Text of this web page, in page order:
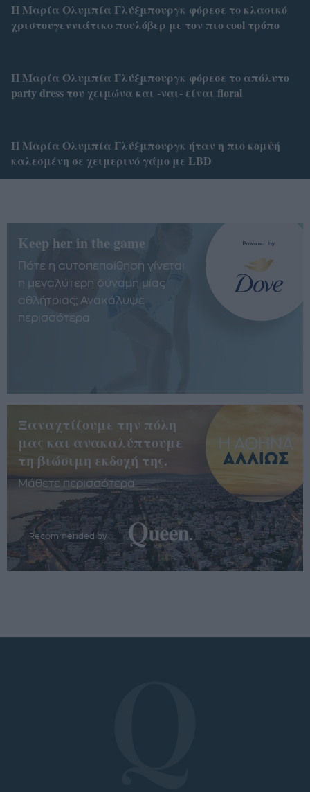
Η Μαρία Ολυμπία Γλύξμπουργκ φόρεσε το κλασικό
χριστουγεννιάτικο πουλόβερ με τον πιο cool τρόπο
Η Μαρία Ολυμπία Γλύξμπουργκ φόρεσε το απόλυτο
party dress του χειμώνα και -ναι- είναι floral
Η Μαρία Ολυμπία Γλύξμπουργκ ήταν η πιο κομψή
καλεσμένη σε χειμερινό γάμο με LBD
Keep her in the game
Πότε η αυτοπεποίθηση γίνεται
η μεγαλύτερη δύναμη μίας
αθλήτριας; Ανακάλυψε
περισσότερα
Ξαναχτίζουμε την πόλη
μας και ανακαλύπτουμε
τη βιώσιμη εκδοχή της.
Μάθετε περισσότερα
Recommended by